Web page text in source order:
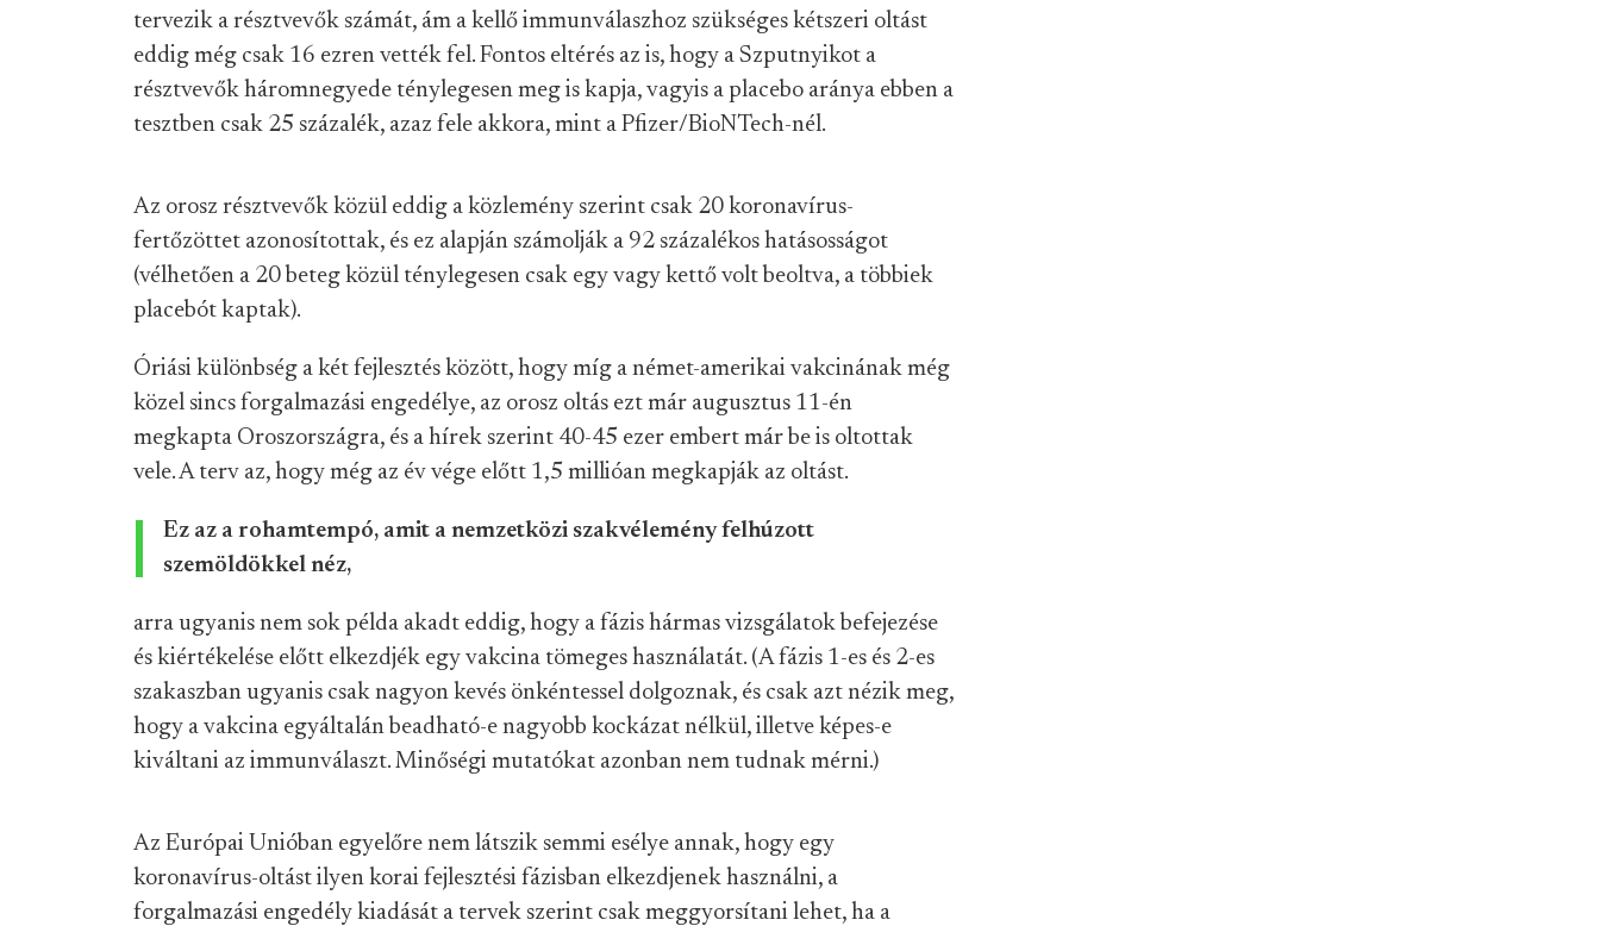
tervezik a résztvevők számát, ám a kellő immunválaszhoz szükséges kétszeri oltást
eddig még csak 16 ezren vették fel. Fontos eltérés az is, hogy a Szputnyikot a
résztvevők háromnegyede ténylegesen meg is kapja, vagyis a placebo aránya ebben a
tesztben csak 25 százalék, azaz fele akkora, mint a Pfizer/BioNTech-nél.
Az orosz résztvevők közül eddig a közlemény szerint csak 20 koronavírus-
fertőzöttet azonosítottak, és ez alapján számolják a 92 százalékos hatásosságot
(vélhetően a 20 beteg közül ténylegesen csak egy vagy kettő volt beoltva, a többiek
placebót kaptak).
Óriási különbség a két fejlesztés között, hogy míg a német-amerikai vakcinának még
közel sincs forgalmazási engedélye, az orosz oltás ezt már augusztus 11-én
megkapta Oroszországra, és a hírek szerint 40-45 ezer embert már be is oltottak
vele. A terv az, hogy még az év vége előtt 1,5 millióan megkapják az oltást.
Ez az a rohamtempó, amit a nemzetközi szakvélemény felhúzott
szemöldökkel néz,
arra ugyanis nem sok példa akadt eddig, hogy a fázis hármas vizsgálatok befejezése
és kiértékelése előtt elkezdjék egy vakcina tömeges használatát. (A fázis 1-es és 2-es
szakaszban ugyanis csak nagyon kevés önkéntessel dolgoznak, és csak azt nézik meg,
hogy a vakcina egyáltalán beadható-e nagyobb kockázat nélkül, illetve képes-e
kiváltani az immunválaszt. Minőségi mutatókat azonban nem tudnak mérni.)
Az Európai Unióban egyelőre nem látszik semmi esélye annak, hogy egy
koronavírus-oltást ilyen korai fejlesztési fázisban elkezdjenek használni, a
forgalmazási engedély kiadását a tervek szerint csak meggyorsítani lehet, ha a